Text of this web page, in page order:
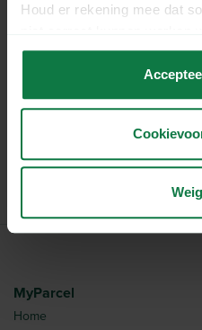
Houd er rekening mee dat
accepteert.
Breedte:
Artikelnummer:
28.5
18.8
36.0
MyParcel
Home